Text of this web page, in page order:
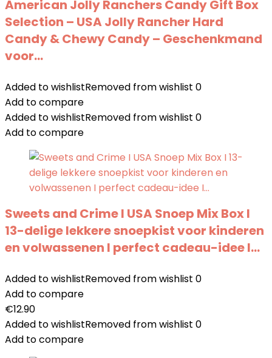
American Jolly Ranchers Candy Gift Box
Selection – USA Jolly Rancher Hard
Candy & Chewy Candy – Geschenkmand
voor…
Added to wishlistRemoved from wishlist 0
Add to compare
Added to wishlistRemoved from wishlist 0
Add to compare
Sweets and Crime I USA Snoep Mix Box I
13-delige lekkere snoepkist voor kinderen
en volwassenen I perfect cadeau-idee I…
Added to wishlistRemoved from wishlist 0
Add to compare
€12.90
Added to wishlistRemoved from wishlist 0
Add to compare